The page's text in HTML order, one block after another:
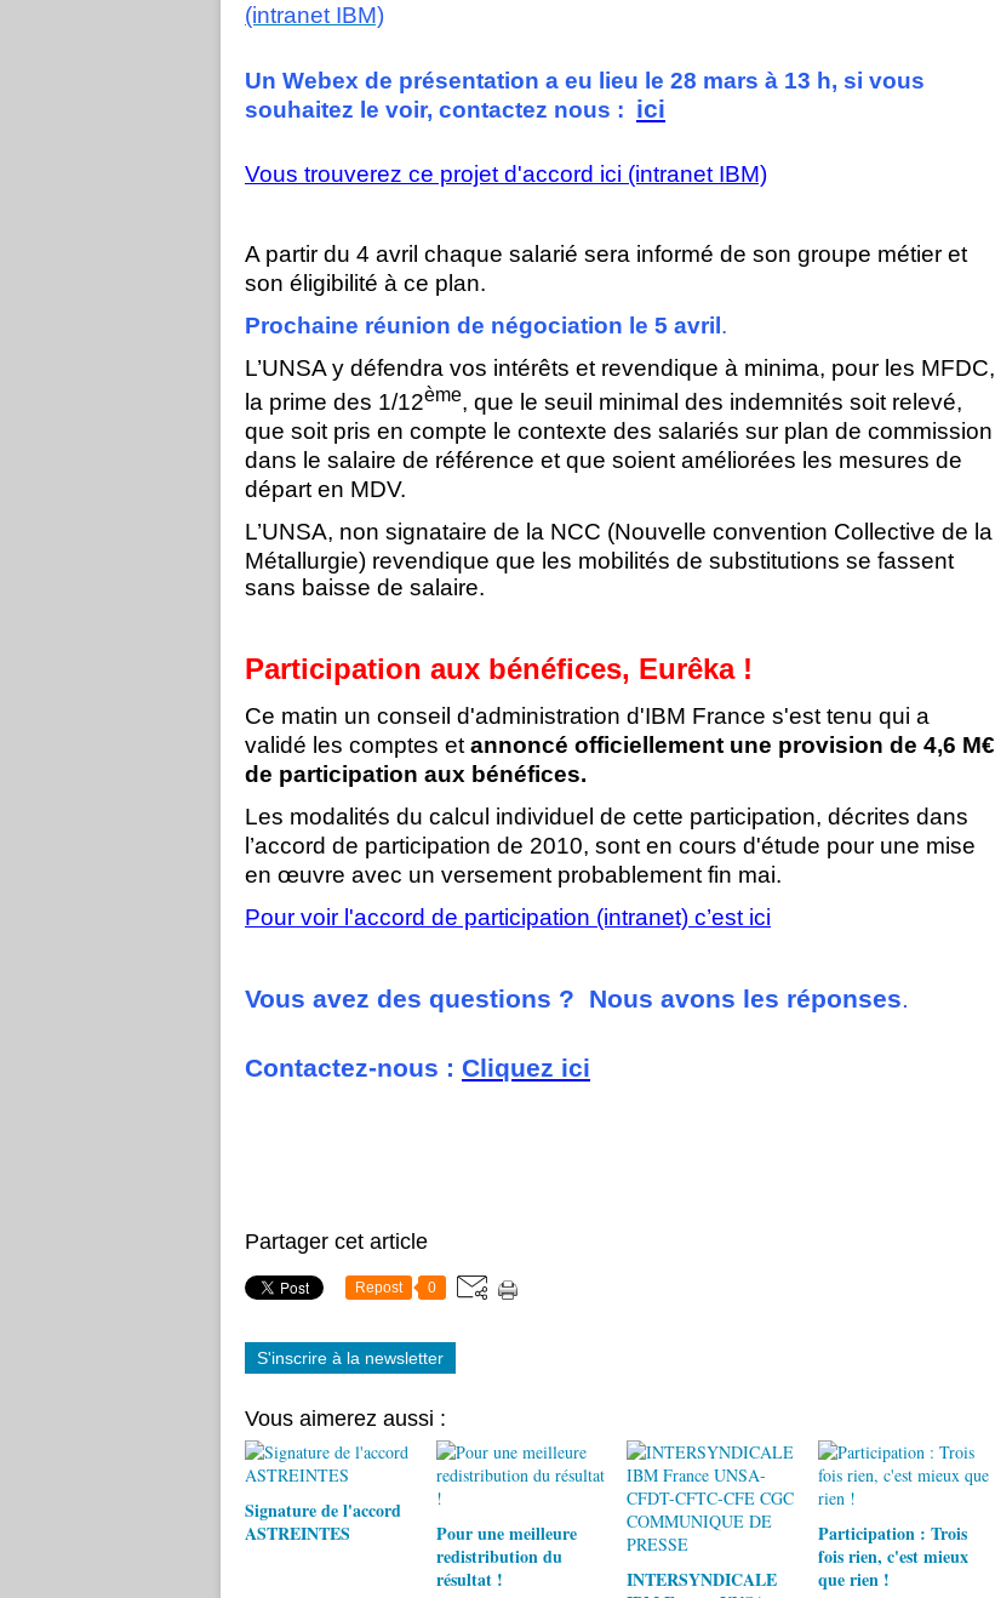
(intranet IBM)
Un Webex de présentation a eu lieu le 28 mars à 13 h, si vous
souhaitez le voir, contactez nous : ici
Vous trouverez ce projet d'accord ici (intranet IBM)
A partir du 4 avril chaque salarié sera informé de son groupe métier et
son éligibilité à ce plan.
Prochaine réunion de négociation le 5 avril .
L’UNSA y défendra vos intérêts et revendique à minima, pour les MFDC,
la prime des 1/12ème, que le seuil minimal des indemnités soit relevé,
que soit pris en compte le contexte des salariés sur plan de commission
dans le salaire de référence et que soient améliorées les mesures de
départ en MDV.
L’UNSA, non signataire de la NCC (Nouvelle convention Collective de la
Métallurgie) revendique que les mobilités de substitutions se fassent
sans baisse de salaire.
Participation aux bénéfices, Eurêka !
Ce matin un conseil d'administration d'IBM France s'est tenu qui a
validé les comptes etannoncé officiellement une provision de 4,6 M€
de participation aux bénéfices.
Les modalités du calcul individuel de cette participation, décrites dans
l’accord de participation de 2010, sont en cours d'étude pour une mise
en œuvre avec un versement probablement fin mai.
Pour voir l'accord de participation (intranet) c’est ici
Vous avez des questions ? Nous avons les réponses.
Contactez-nous : Cliquez ici
Partager cet article
Repost 0
S'inscrire à la newsletter
Vous aimerez aussi :
Signature de l'accord
ASTREINTES
Pour une meilleure
redistribution du
résultat !
INTERSYNDICALE
Participation : Trois
fois rien, c'est mieux
que rien !